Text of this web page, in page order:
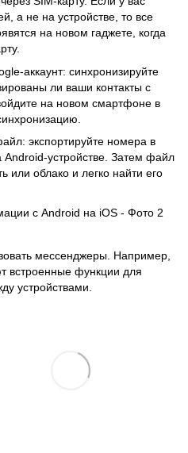
а не на устройстве, то все
на новом гаджете, когда
аккаунт: синхронизируйте
ли ваши контакты с
на новом смартфоне в
экспортируйте номера в
устройстве. Затем файл
или облако и легко найти его
мессенджеры. Например,
встроенные функции для
устройствами.